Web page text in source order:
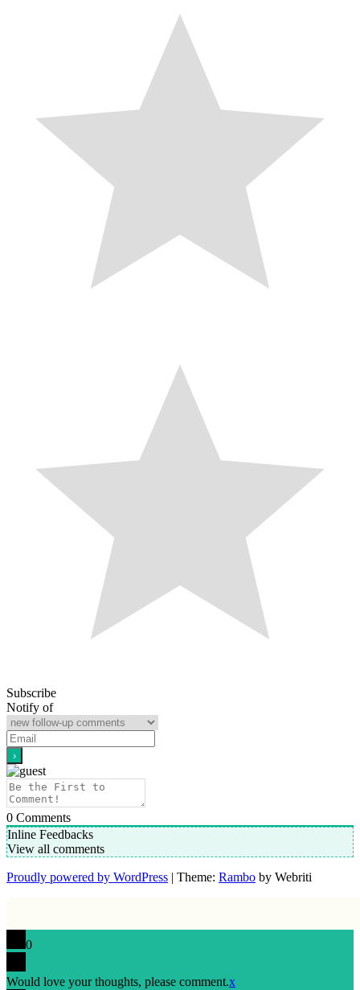
Subscribe
Notify of
0 Comments
Inline Feedbacks
View all comments
Proudly powered by WordPress | Theme: Rambo by Webriti
0
Would love your thoughts, please comment.x